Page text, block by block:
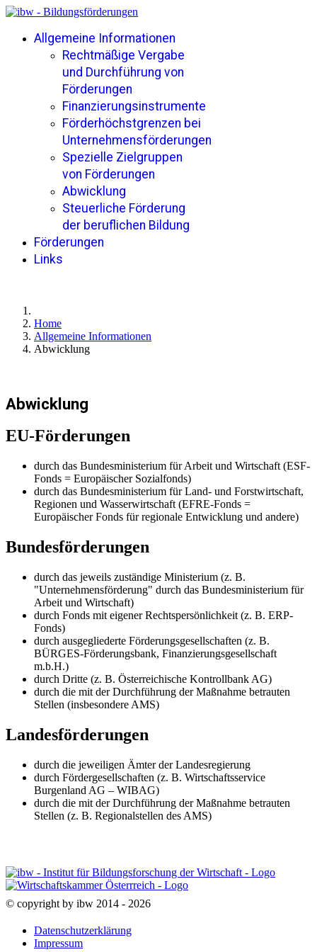
Allgemeine Informationen
Rechtmäßige Vergabe
und Durchführung von
Förderungen
Finanzierungsinstrumente
Förderhöchstgrenzen bei
Unternehmensförderungen
Spezielle Zielgruppen
von Förderungen
Abwicklung
Steuerliche Förderung
der beruflichen Bildung
Förderungen
Links
Home
Allgemeine Informationen
Abwicklung
Abwicklung
EU-Förderungen
durch das Bundesministerium für Arbeit und Wirtschaft (ESF-
Fonds = Europäischer Sozialfonds)
durch das Bundesministerium für Land- und Forstwirtschaft,
Regionen und Wasserwirtschaft (EFRE-Fonds =
Europäischer Fonds für regionale Entwicklung und andere)
Bundesförderungen
durch das jeweils zuständige Ministerium (z. B.
"Unternehmensförderung" durch das Bundesministerium für
Arbeit und Wirtschaft)
durch Fonds mit eigener Rechtspersönlichkeit (z. B. ERP-
Fonds)
durch ausgegliederte Förderungsgesellschaften (z. B.
BÜRGES-Förderungsbank, Finanzierungsgesellschaft
m.b.H.)
durch Dritte (z. B. Österreichische Kontrollbank AG)
durch die mit der Durchführung der Maßnahme betrauten
Stellen (insbesondere AMS)
Landesförderungen
durch die jeweiligen Ämter der Landesregierung
durch Fördergesellschaften (z. B. Wirtschaftsservice
Burgenland AG – WIBAG)
durch die mit der Durchführung der Maßnahme betrauten
Stellen (z. B. Regionalstellen des AMS)
© copyright by ibw 2014 - 2026
Datenschutzerklärung
Impressum